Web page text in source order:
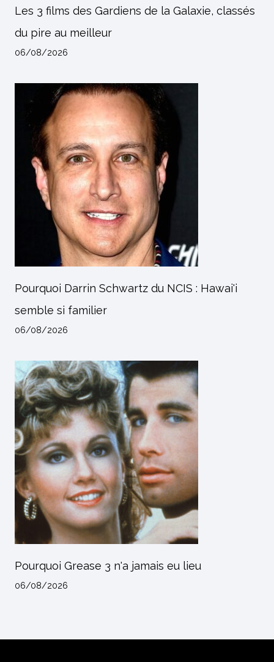
Les 3 films des Gardiens de la Galaxie, classés
du pire au meilleur
06/08/2026
Pourquoi Darrin Schwartz du NCIS : Hawai'i
semble si familier
06/08/2026
Pourquoi Grease 3 n'a jamais eu lieu
06/08/2026